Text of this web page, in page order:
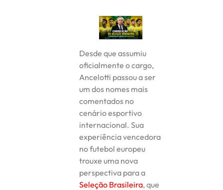
Desde que assumiu
oficialmente o cargo,
Ancelotti passou a ser
um dos nomes mais
comentados no
cenário esportivo
internacional. Sua
experiência vencedora
no futebol europeu
trouxe uma nova
perspectiva para a
Seleção Brasileira, que